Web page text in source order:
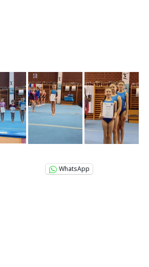
WhatsApp